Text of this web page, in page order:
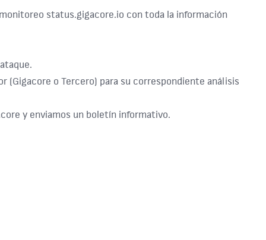
status.gigacore.io con toda la información
(Gigacore o Tercero) para su correspondiente análisis
y enviamos un boletín informativo.